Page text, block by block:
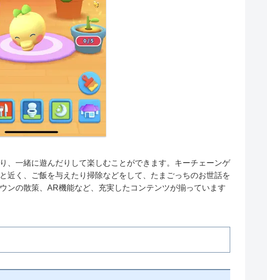
、一緒に遊んだりして楽しむことができます。キーチェーンゲ
近く、ご飯を与えたり掃除などをして、たまごっちのお世話を
ンの散策、AR機能など、充実したコンテンツが揃っています